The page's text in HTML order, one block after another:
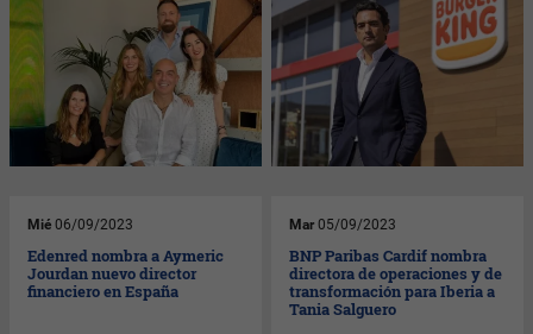
Mié 06/09/2023
Edenred nombra a Aymeric
Jourdan nuevo director
financiero en España
Mar 05/09/2023
BNP Paribas Cardif nombra
directora de operaciones y de
transformación para Iberia a
Tania Salguero